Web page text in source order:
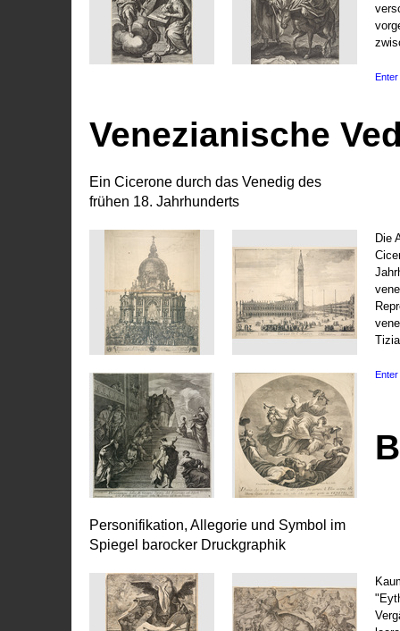
Enter
Venezianische
Ein Cicerone durch das Venedig des
frühen 18. Jahrhunderts
Die
Enter
Personifikation, Allegorie und Symbol im
Spiegel barocker Druckgraphik